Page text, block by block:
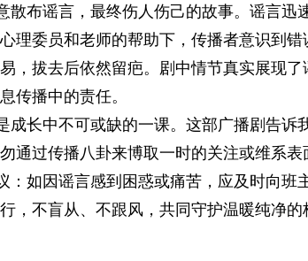
布谣言，最终伤人伤己的故事。谣言迅
理委员和老师的帮助下，传播者意识到
拔去后依然留疤。剧中情节真实展现了
传播中的责任。
长中不可或缺的一课。这部广播剧告诉
通过传播八卦来博取一时的关注或维系表
如因谣言感到困惑或痛苦，应及时向班
，不盲从、不跟风，共同守护温暖纯净的